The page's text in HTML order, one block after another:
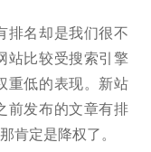
排名却是我们很不
站比较受搜索引擎
重低的表现。新站
前发布的文章有排
肯定是降权了。